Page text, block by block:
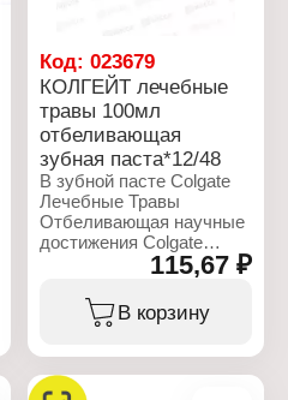
Бензоат натрия,
Триклозан, фторид
натрия, Сахарин натрия,
Лимонен, CI 77891.
Характеристики:
Производитель: Свобода
Бренд: Пародонтол
Тип товара: Зубная паста
Название: "Защита от
бактерий"
Назначение: для
активной защиты всей
полости рта
Упаковка: туба в коробке
Код:023679
КОЛГЕЙТ лечебные
травы 100мл
отбеливающая
зубная паста*12/48
В зубной пасте Colgate
Лечебные Травы
Отбеливающая научные
достижения Colgate
соединены с лучшими
лечебными травами для
здоровья ваших зубов и
десен и белоснежной
Сорбит, лаурилсульфат
115,67 ₽
В корзину